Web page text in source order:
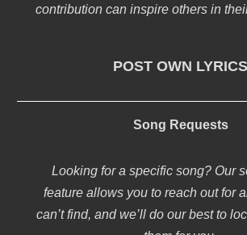
contribution can inspire others in
POST OWN LYRICS
Song Requests
Looking for a specific song? Our
feature allows you to reach out for
can’t find, and we’ll do our best to